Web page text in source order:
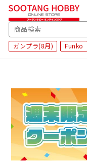
SEARCH
ガンプラ(8月) Funko